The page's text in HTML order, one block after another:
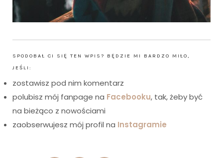
SPODOBAŁ CI SIĘ TEN WPIS? BĘDZIE MI BARDZO MIŁO,
JEŚLI:
zostawisz pod nim komentarz
polubisz mój fanpage na Facebooku, tak, żeby być
na bieżąco z nowościami
zaobserwujesz mój profil na Instagramie